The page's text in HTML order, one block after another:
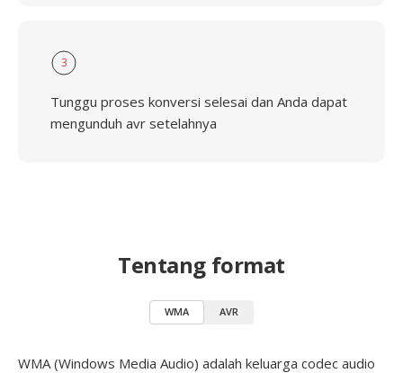
3
Tunggu proses konversi selesai dan Anda dapat
mengunduh avr setelahnya
Tentang format
WMA AVR
WMA (Windows Media Audio) adalah keluarga codec audio